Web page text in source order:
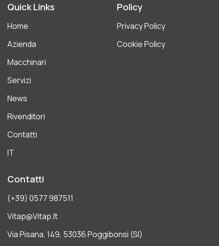
Quick Links
Home
Azienda
Macchinari
Servizi
News
Rivenditori
Contatti
IT
Policy
Privacy Policy
Cookie Policy
Contatti
(+39) 0577 987511
Vitap@vitap.it
Via Pisana, 149, 53036 Poggibonsi (SI)